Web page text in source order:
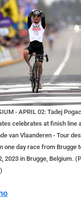
- APRIL 02: Tadej
celebrates at finish line
van Vlaanderen - Tour
one day race from Brugge
2023 in Brugge, Belgium.